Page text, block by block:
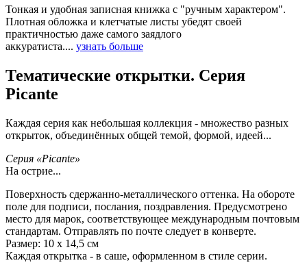
Тонкая и удобная записная книжка с "ручным характером".
Плотная обложка и клетчатые листы убедят своей
практичностью даже самого заядлого
аккуратиста.... узнать больше
Тематические открытки. Серия
Picante
Каждая серия как небольшая коллекция - множество разных
открыток, объединённых общей темой, формой, идеей...
Серия «Picante»
На острие...
Поверхность сдержанно-металлического оттенка. На обороте
поле для подписи, послания, поздравления. Предусмотрено
место для марок, соответствующее международным почтовым
стандартам. Отправлять по почте следует в конверте.
Размер: 10 х 14,5 см
Каждая открытка - в саше, оформленном в стиле серии.